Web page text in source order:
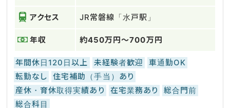
アクセス JR常磐線「水戸駅」
年収 約450万円～700万円
年間休日120日以上 未経験者歓迎
車通勤OK
転勤なし
住宅補助（手当）あり
産休・育休取得実績あり
在宅業務あり
総合門前
総合科目